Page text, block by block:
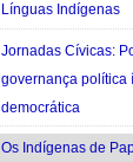
Línguas Indígenas
Jornadas Cívicas:
governança política
democrática
Os Indígenas de